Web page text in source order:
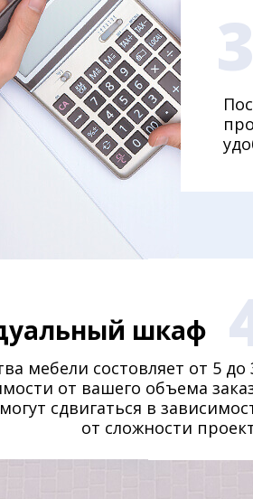
шкаф
мебели состовляет от 5 до
от вашего объема
сдвигаться в
от сложности